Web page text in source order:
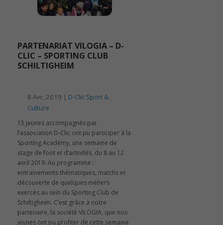
PARTENARIAT VILOGIA – D-
CLIC – SPORTING CLUB
SCHILTIGHEIM
8 Avr, 2019 | D-Clic Sport &
Culture
15 jeunes accompagnés par
l’association D-Clic ont pu participer à la
Sporting Académy, une semaine de
stage de foot et d’activités, du 8 au 12
avril 2019. Au programme :
entrainements thématiques, matchs et
découverte de quelques métiers
exercés au sein du Sporting Club de
Schiltigheim. C’est grâce à notre
partenaire, la société VILOGIA, que nos
jeunes ont pu profiter de cette semaine